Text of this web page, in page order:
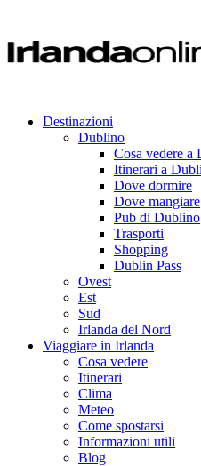
Destinazioni
Dublino
Cosa vedere a
Itinerari a
Dove dormire
Dove mangiare
Pub di Dublino
Trasporti
Shopping
Dublin Pass
Ovest
Est
Sud
Irlanda del Nord
Viaggiare in Irlanda
Cosa vedere
Itinerari
Clima
Meteo
Come spostarsi
Informazioni utili
Blog